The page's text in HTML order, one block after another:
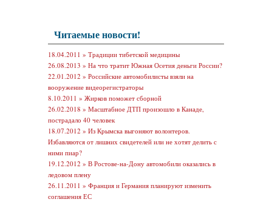
Читаемые новости!
18.04.2011 » Традиции тибетской медицины
26.08.2013 » На что тратит Южная Осетия деньги России?
22.01.2012 » Российские автомобилисты взяли на
вооружение видеорегистраторы
8.10.2011 » Жирков поможет сборной
26.02.2018 » Масштабное ДТП произошло в Канаде,
пострадало 40 человек
18.07.2012 » Из Крымска выгоняют волонтеров.
Избавляются от лишних свидетелей или не хотят делить с
ними пиар?
19.12.2012 » В Ростове-на-Дону автомобили оказались в
ледовом плену
26.11.2011 » Франция и Германия планируют изменить
соглашения ЕС